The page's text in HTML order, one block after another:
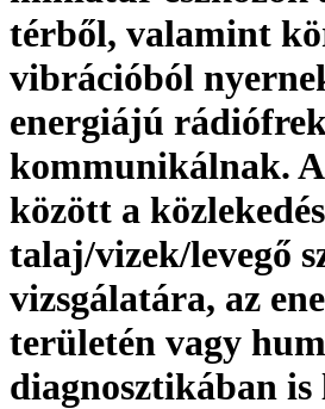
térből, valamint
vibrációból
energiájú
kommunikálnak.
között a
talaj/vizek/levegő
vizsgálatára, az
területén vagy
diagnosztikában